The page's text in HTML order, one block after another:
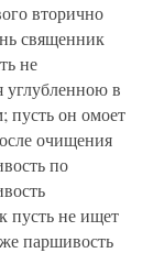
вторично
священник
не
углубленною в
пусть он омоет
очищения
по
пусть не ищет
паршивость